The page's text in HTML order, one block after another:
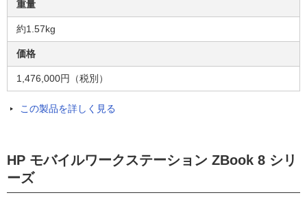
重量
約1.57kg
価格
1,476,000円（税別）
この製品を詳しく見る
HP モバイルワークステーション ZBook 8 シリ
ーズ